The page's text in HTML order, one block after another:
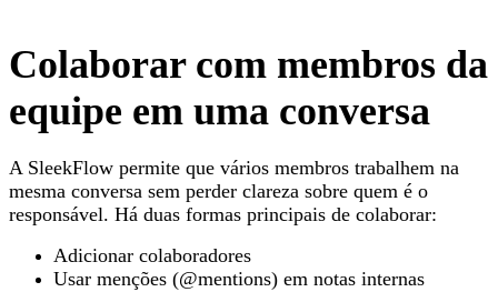
Colaborar com membros da
equipe em uma conversa
A SleekFlow permite que vários membros trabalhem na
mesma conversa sem perder clareza sobre quem é o
responsável. Há duas formas principais de colaborar:
Adicionar colaboradores
Usar menções (@mentions) em notas internas